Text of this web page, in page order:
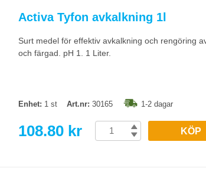
Activa Tyfon avkalkning 1l
Surt medel för effektiv avkalkning och rengöring
och färgad. pH 1. 1 Liter.
Enhet: 1 st Art.nr: 30165 1-2 dagar
108.80 kr KÖP